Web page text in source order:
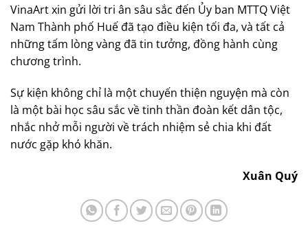
VinaArt xin gửi lời tri ân sâu sắc đến Ủy ban MTTQ Việt
Nam Thành phố Huế đã tạo điều kiện tối đa, và tất cả
những tấm lòng vàng đã tin tưởng, đồng hành cùng
chương trình.
Sự kiện không chỉ là một chuyến thiện nguyện mà còn
là một bài học sâu sắc về tinh thần đoàn kết dân tộc,
nhắc nhở mỗi người về trách nhiệm sẻ chia khi đất
nước gặp khó khăn.
Xuân Quý